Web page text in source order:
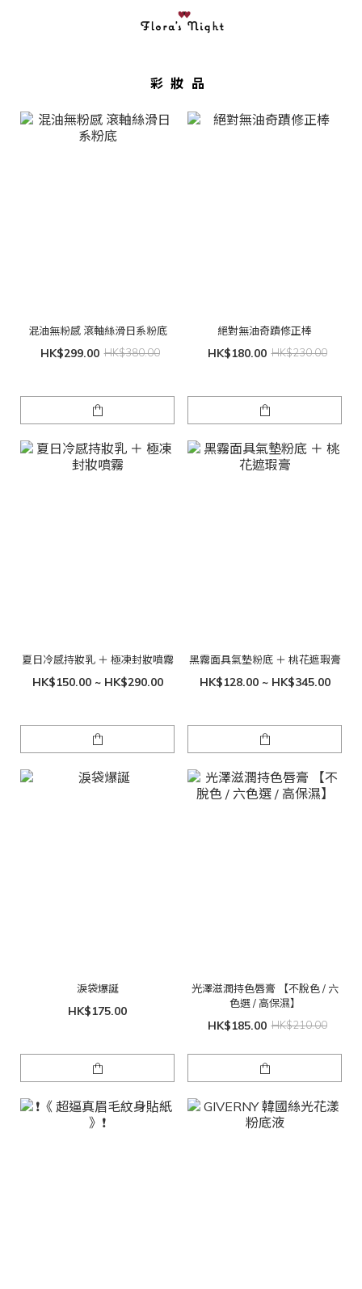
彩妝品
混油無粉感 滾軸絲滑日系粉底
HK$299.00 HK$380.00
絕對無油奇蹟修正棒
HK$180.00 HK$230.00
夏日冷感持妝乳 ＋ 極凍封妝噴霧
HK$150.00 ~ HK$290.00
黑霧面具氣墊粉底 ＋ 桃花遮瑕膏
HK$128.00 ~ HK$345.00
淚袋爆誕
HK$175.00
光澤滋潤持色唇膏 【不脫色 / 六
色選 / 高保濕】
HK$185.00 HK$210.00